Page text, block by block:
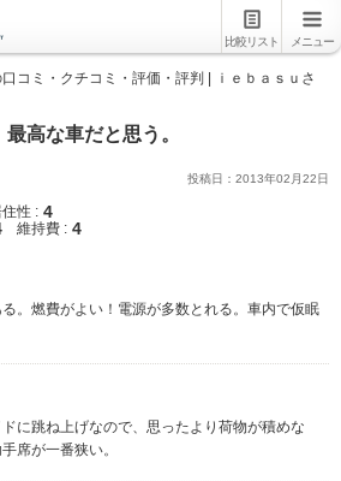
比較リスト メニュー
コミ・クチコミ・評価・評判 | ｉｅｂａｓｕさ
高な車だと思う。
投稿日： 2013年02 月22日
住性 : 4
維持費 : 4
。燃費がよい！電源が多数とれる。車内で仮眠
に跳ね上げなので、思ったより荷物が積めな
席が一番狭い。